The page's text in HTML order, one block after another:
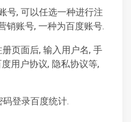
号, 可以任选一种进行注
销账号, 一种为百度账号.
页面后, 输入用户名, 手
用户协议, 隐私协议等,
登录百度统计.